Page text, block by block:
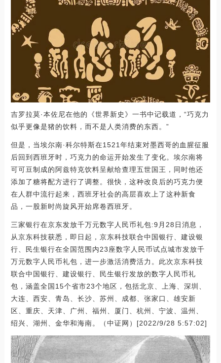
吉罗拉莫·本佐尼在他的《世界新史》一书中记载道，“巧克力
似乎更像是猪的饮料，而不是人类消费的东西。”
但是，当埃尔南·科尔特斯在1521年结束对墨西哥的血腥征服
后回到西班牙时，巧克力的命运开始发生了变化。埃尔南将
可可豆制成的阿兹特克饮料呈献给查理五世国王，同时他还
添加了糖将配方进行了调整。很快，这种改良后的巧克力便
在人群中流行起来，西班牙社会的高层喜欢上了这种新食
品，一股新时尚旋风开始席卷西班牙。
三家银行在京东发放千万元数字人民币礼包:9月28日消息，
从京东科技获悉，即日起，京东科技联合中国银行、建设银
行、民生银行在全国范围内23座数字人民币试点城市发放千
万元数字人民币礼包，进一步激活消费活力。此次京东科技
联合中国银行、建设银行、民生银行发放的数字人民币礼
包，涵盖全国15个省市23个地区，包括北京、上海、深圳、
大连、西安、青岛、长沙、苏州、成都、张家口、雄安新
区、重庆、天津、广州、福州、厦门、杭州、宁波、温州、
绍兴、湖州、金华和海南。（中证网）[2022/9/28 5:57:02]